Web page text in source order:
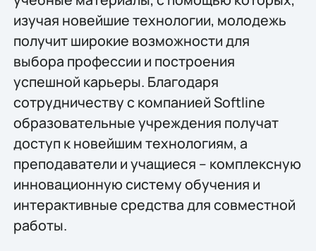
изучая новейшие технологии, молодежь
получит широкие возможности для
выбора профессии и построения
успешной карьеры. Благодаря
сотрудничеству с компанией Softline
образовательные учреждения получат
доступ к новейшим технологиям, а
преподаватели и учащиеся – комплексную
инновационную систему обучения и
интерактивные средства для совместной
работы.